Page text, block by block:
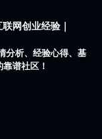
网创业经验｜
分析、经验心得、基
谱社区！